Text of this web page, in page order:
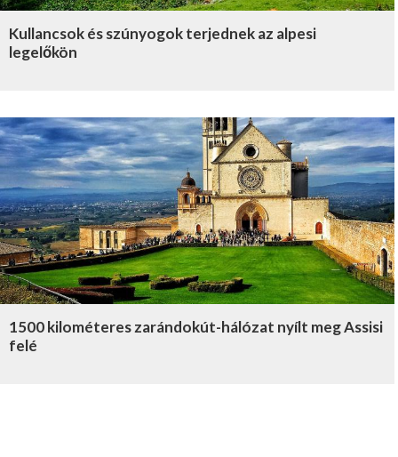
Kullancsok és szúnyogok terjednek az alpesi
legelőkön
1500 kilométeres zarándokút-hálózat nyílt meg Assisi
felé